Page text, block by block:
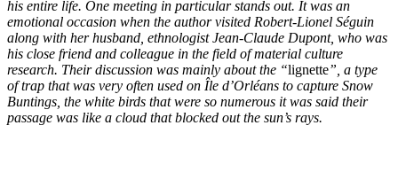
his entire life. One meeting in particular stands out. It was an
emotional occasion when the author visited Robert-Lionel Séguin
along with her husband, ethnologist Jean-Claude Dupont, who was
his close friend and colleague in the field of material culture
research. Their discussion was mainly about the “lignette”, a type
of trap that was very often used on Île d’Orléans to capture Snow
Buntings, the white birds that were so numerous it was said their
passage was like a cloud that blocked out the sun’s rays.